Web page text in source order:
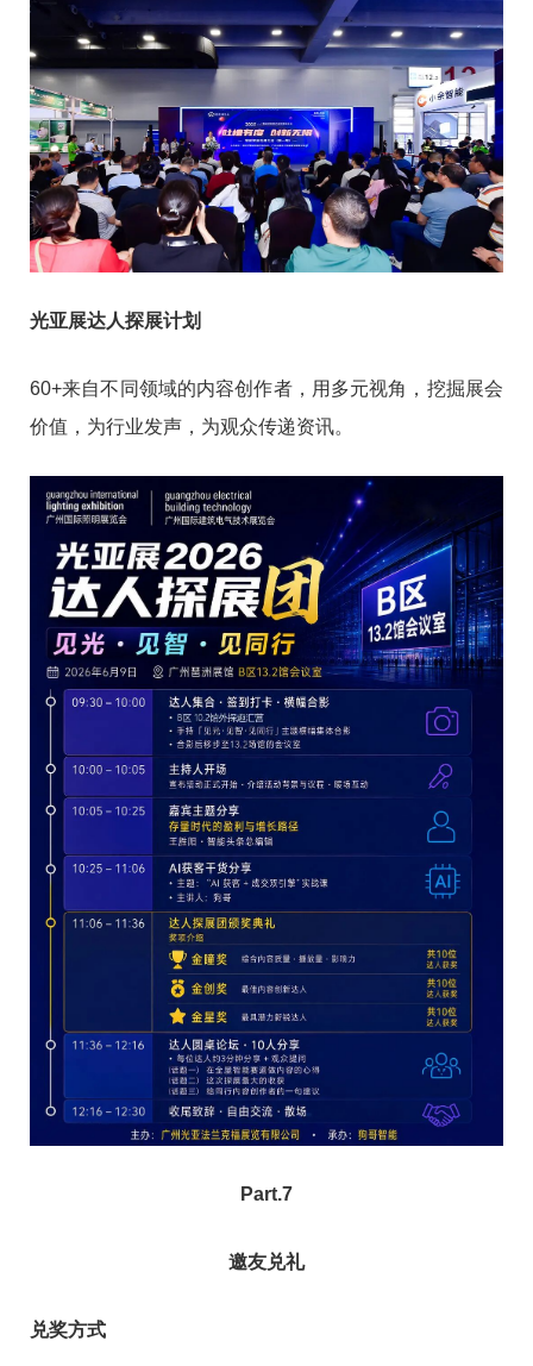
光亚展达人探展计划
60+来自不同领域的内容创作者，用多元视角，挖掘展会
价值，为行业发声，为观众传递资讯。
Part.7
邀友兑礼
兑奖方式